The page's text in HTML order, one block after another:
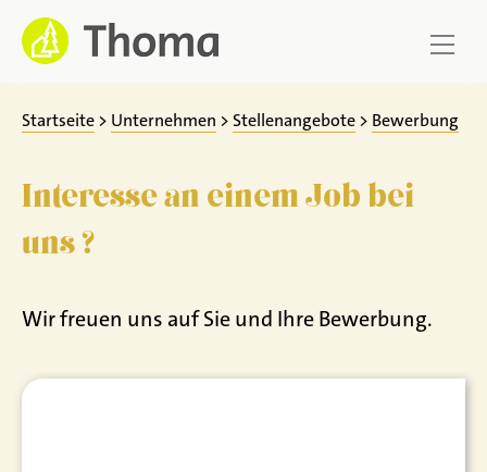
Zum
Inhalt
springen
Startseite > Unternehmen > Stellenangebote > Bewerbung
Interesse an einem Job bei
uns ?
Wir freuen uns auf Sie und Ihre Bewerbung.